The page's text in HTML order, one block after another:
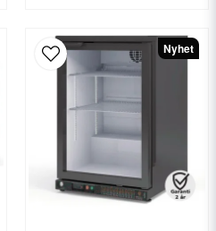
Nyhet